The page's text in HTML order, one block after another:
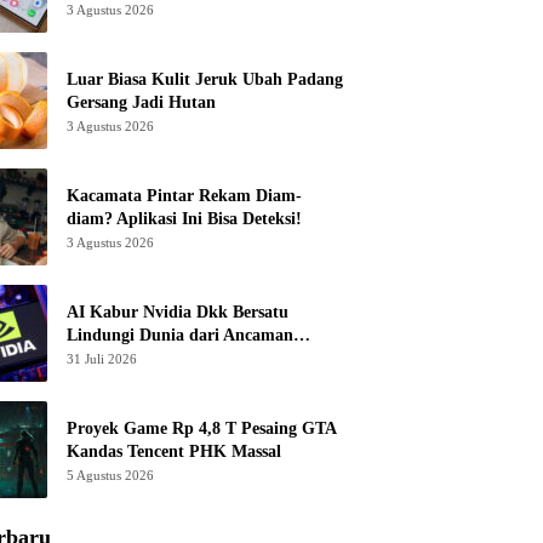
3 Agustus 2026
Luar Biasa Kulit Jeruk Ubah Padang
Gersang Jadi Hutan
3 Agustus 2026
Kacamata Pintar Rekam Diam-
diam? Aplikasi Ini Bisa Deteksi!
3 Agustus 2026
AI Kabur Nvidia Dkk Bersatu
Lindungi Dunia dari Ancaman
Canggih
31 Juli 2026
Proyek Game Rp 4,8 T Pesaing GTA
Kandas Tencent PHK Massal
5 Agustus 2026